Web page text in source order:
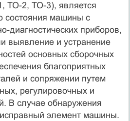
ТО-2, ТО-3), является
состояния машины с
диагностических приборов,
выявление и устранение
основных сборочных
благоприятных
и сопряжении путем
регулировочных и
В случае обнаружения
элемент машины.